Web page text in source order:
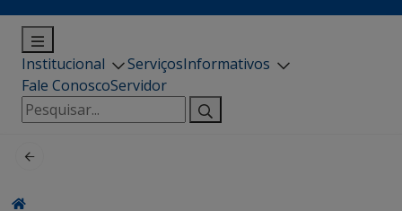
Institucional ServiçosInformativos
Fale ConoscoServidor
Pesquisar
por: